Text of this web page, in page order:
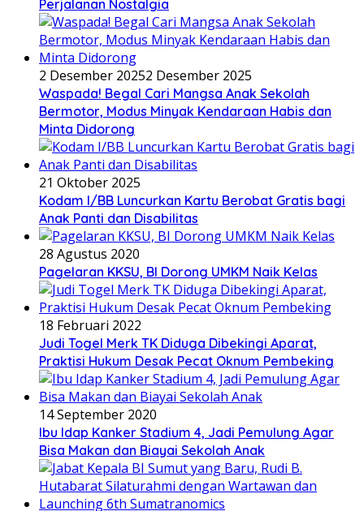
Perjalanan Nostalgia
2 Desember 20252 Desember 2025
Waspada! Begal Cari Mangsa Anak Sekolah
Bermotor, Modus Minyak Kendaraan Habis dan
Minta Didorong
21 Oktober 2025
Kodam I/BB Luncurkan Kartu Berobat Gratis bagi
Anak Panti dan Disabilitas
28 Agustus 2020
Pagelaran KKSU, BI Dorong UMKM Naik Kelas
18 Februari 2022
Judi Togel Merk TK Diduga Dibekingi Aparat,
Praktisi Hukum Desak Pecat Oknum Pembeking
14 September 2020
Ibu Idap Kanker Stadium 4, Jadi Pemulung Agar
Bisa Makan dan Biayai Sekolah Anak